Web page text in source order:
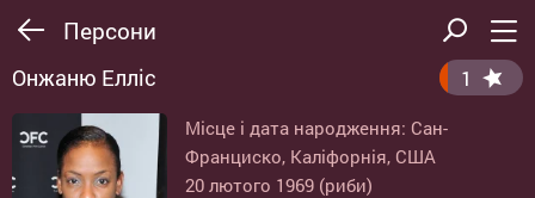
Персони
Онжаню Елліс 1
Місце і дата народження: Сан-
Франциско, Каліфорнія, США
20 лютого 1969 (риби)